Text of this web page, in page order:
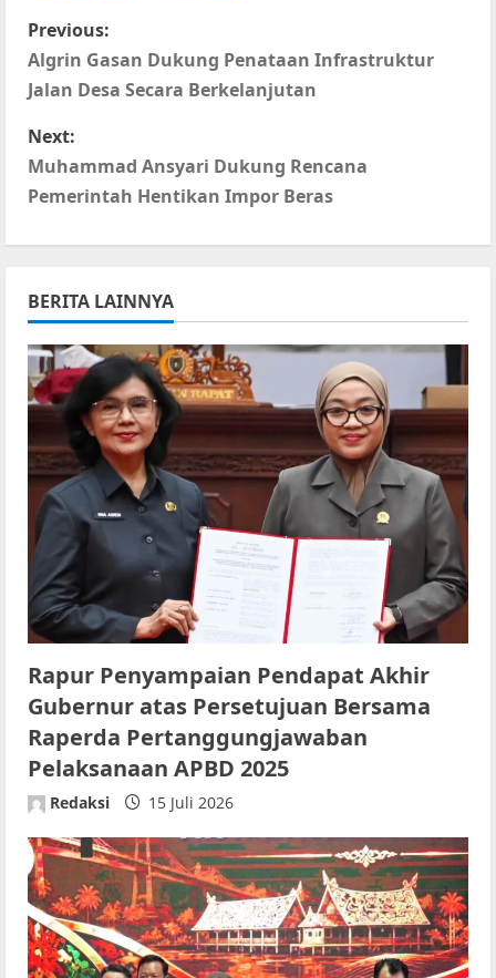
P
o
s
t
v
i
g
a
t
i
o
n
Previous:
Algrin Gasan Dukung Penataan Infrastruktur
Jalan Desa Secara Berkelanjutan
Next:
Muhammad Ansyari Dukung Rencana
Pemerintah Hentikan Impor Beras
BERITA LAINNYA
Rapur Penyampaian Pendapat Akhir
Gubernur atas Persetujuan Bersama
Raperda Pertanggungjawaban
Pelaksanaan APBD 2025
Redaksi 15 Juli 2026